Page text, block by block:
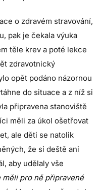
o zdravém stravování,
pak je čekala výuka
těle krev a poté lekce
zdravotnický
opět podáno názornou
do situace a z níž si
připravena stanoviště
měli za úkol ošetřovat
ale děti se natolik
že si deště ani
aby udělaly vše
měli pro ně připravené